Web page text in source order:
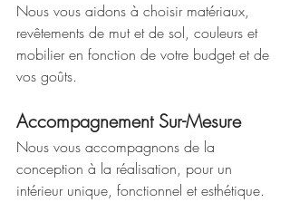
Nous vous aidons à choisir matériaux,
revêtements de mut et de sol, couleurs et
mobilier en fonction de votre budget et de
vos goûts.
Accompagnement Sur-Mesure
Nous vous accompagnons de la
conception à la réalisation, pour un
intérieur unique, fonctionnel et esthétique.